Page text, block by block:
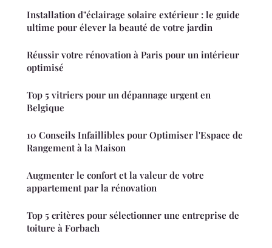
Installation d"éclairage solaire extérieur : le guide
ultime pour élever la beauté de votre jardin
Réussir votre rénovation à Paris pour un intérieur
optimisé
Top 5 vitriers pour un dépannage urgent en
Belgique
10 Conseils Infaillibles pour Optimiser l'Espace de
Rangement à la Maison
Augmenter le confort et la valeur de votre
appartement par la rénovation
Top 5 critères pour sélectionner une entreprise de
toiture à Forbach